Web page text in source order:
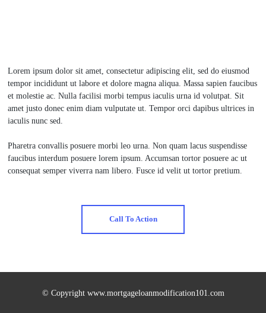
Lorem ipsum dolor sit amet, consectetur adipiscing elit, sed do eiusmod
tempor incididunt ut labore et dolore magna aliqua. Massa sapien faucibus
et molestie ac. Nulla facilisi morbi tempus iaculis urna id volutpat. Sit
amet justo donec enim diam vulputate ut. Tempor orci dapibus ultrices in
iaculis nunc sed.
Pharetra convallis posuere morbi leo urna. Non quam lacus suspendisse
faucibus interdum posuere lorem ipsum. Accumsan tortor posuere ac ut
consequat semper viverra nam libero. Fusce id velit ut tortor pretium.
Call To Action
© Copyright www.mortgageloanmodification101.com